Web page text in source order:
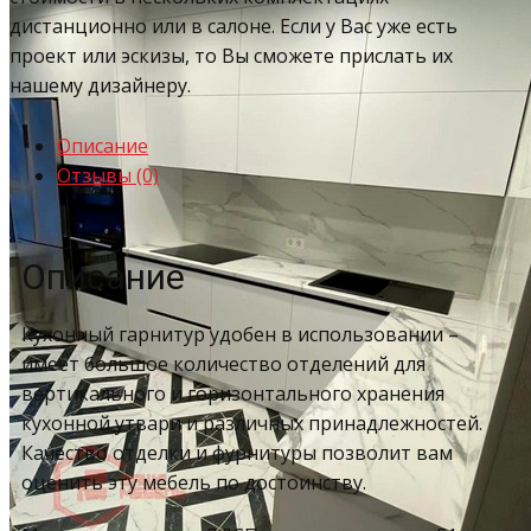
дистанционно или в салоне. Если у Вас уже есть
проект или эскизы, то Вы сможете прислать их
нашему дизайнеру.
Описание
Отзывы (0)
Описание
Кухонный гарнитур удобен в использовании –
имеет большое количество отделений для
вертикального и горизонтального хранения
кухонной утвари и различных принадлежностей.
Качество отделки и фурнитуры позволит вам
оценить эту мебель по достоинству.